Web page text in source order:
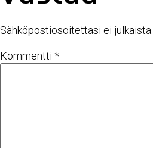
Sähköpostiosoitettasi ei julkaista.
Kommentti *